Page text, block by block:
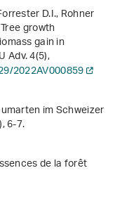
D.I., Rohner
growth
gain in
Adv.4(5),
2022AV000859
im Schweizer
6-7.
de la forêt